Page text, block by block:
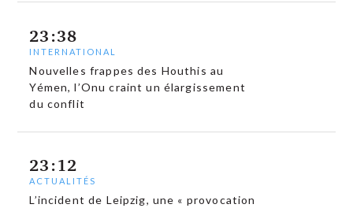
23:38
INTERNATIONAL
Nouvelles frappes des Houthis au
Yémen, l’Onu craint un élargissement
du conflit
23:12
ACTUALITÉS
L’incident de Leipzig, une « provocation